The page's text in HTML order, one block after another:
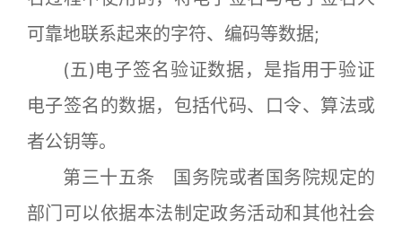
可靠地联系起来的字符、编码等数据;
(五)电子签名验证数据，是指用于验证
电子签名的数据，包括代码、口令、算法或
者公钥等。
第三十五条 国务院或者国务院规定的
部门可以依据本法制定政务活动和其他社会